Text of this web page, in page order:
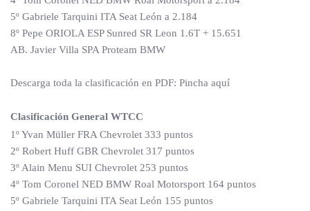
5º Gabriele Tarquini ITA Seat León a 2.184
8º Pepe ORIOLA ESP Sunred SR Leon 1.6T + 15.651
AB. Javier Villa SPA Proteam BMW
Descarga toda la clasificación en PDF: Pincha aquí
Clasificación General WTCC
1º Yvan Müller FRA Chevrolet 333 puntos
2º Robert Huff GBR Chevrolet 317 puntos
3º Alain Menu SUI Chevrolet 253 puntos
4º Tom Coronel NED BMW Roal Motorsport 164 puntos
5º Gabriele Tarquini ITA Seat León 155 puntos